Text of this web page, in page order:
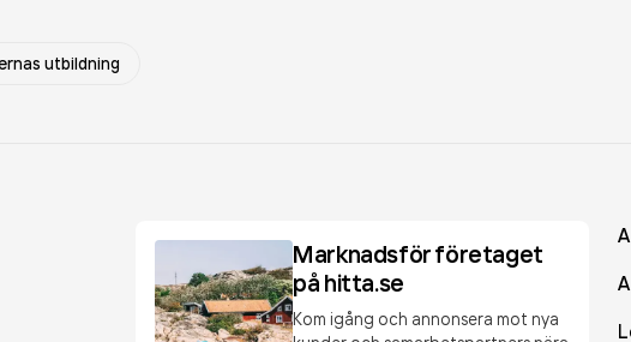
utbildning
Marknadsför företaget
på hitta.se
Kom igång och annonsera mot nya